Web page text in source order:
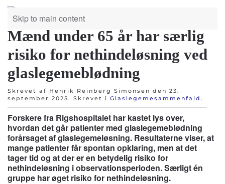
Skip to main content
Mænd under 65 år har særlig
risiko for nethindeløsning ved
glaslegemeblødning
Skrevet af Henrik Reinberg Simonsen den 23.
september 2025. Skrevet i Glaslegemesammenfald .
Forskere fra Rigshospitalet har kastet lys over,
hvordan det går patienter med glaslegemeblødning
forårsaget af glaslegemeløsning. Resultaterne viser, at
mange patienter får spontan opklaring, men at det
tager tid og at der er en betydelig risiko for
nethindeløsning i observationsperioden. Særligt én
gruppe har øget risiko for nethindeløsning.